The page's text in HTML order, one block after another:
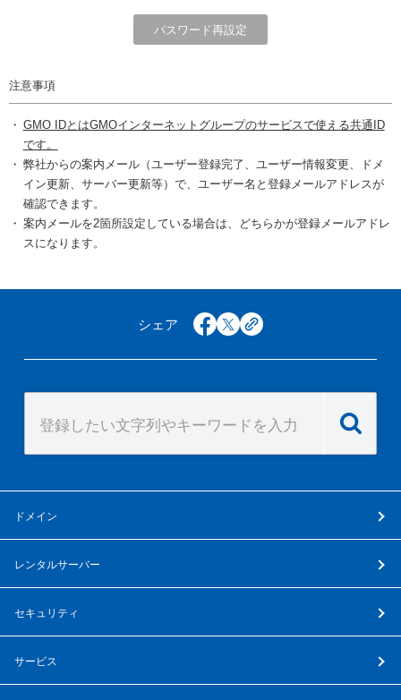
注意事項
GMO IDとはGMOインターネットグループのサービスで使える共通ID
です。
弊社からの案内メール（ユーザー登録完了、ユーザー情報変更、ドメ
イン更新、サーバー更新等）で、ユーザー名と登録メールアドレスが
確認できます。
案内メールを2箇所設定している場合は、どちらかが登録メールアドレ
スになります。
シェア facebook
x copy
ドメイン
レンタルサーバー
セキュリティ
サービス